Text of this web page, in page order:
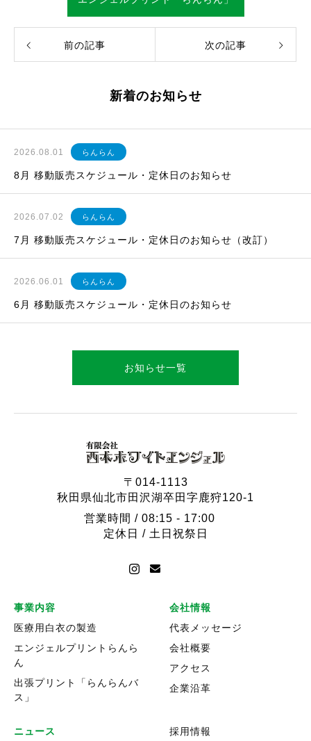
前の記事 次の記事
新着のお知らせ
2026.08.01 らんらん
8月 移動販売スケジュール・定休日のお知らせ
2026.07.02 らんらん
7月 移動販売スケジュール・定休日のお知らせ（改訂）
2026.06.01 らんらん
6月 移動販売スケジュール・定休日のお知らせ
お知らせ一覧
〒014-1113
秋田県仙北市田沢湖卒田字鹿狩120-1
営業時間 / 08:15 - 17:00
定休日 / 土日祝祭日
事業内容
医療用白衣の製造
エンジェルプリントらんら
ん
出張プリント「らんらんバ
ス」
会社情報
代表メッセージ
会社概要
アクセス
企業沿革
ニュース 採用情報